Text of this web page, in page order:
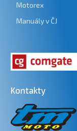
Motorex
Manuály v ČJ
Kontakty